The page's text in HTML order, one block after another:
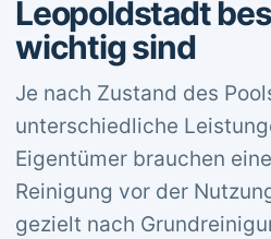
Leopoldstadt
wichtig sind
Je nach Zustand des
unterschiedliche
Eigentümer brauchen
Reinigung vor der
gezielt nach